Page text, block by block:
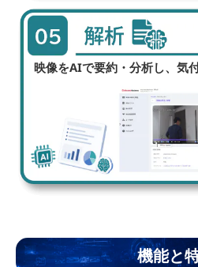
映像をAIで要約・分析し、気
機能と